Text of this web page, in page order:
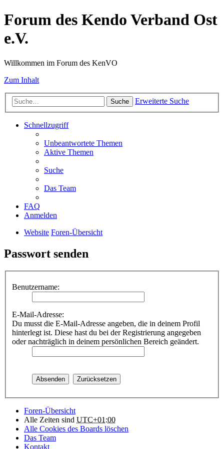
Forum des Kendo Verband Ost
e.V.
Willkommen im Forum des KenVO
Zum Inhalt
Suche Erweiterte Suche
Schnellzugriff
Unbeantwortete Themen
Aktive Themen
Suche
Das Team
FAQ
Anmelden
Website Foren-Übersicht
Passwort senden
Benutzername:
E-Mail-Adresse:
Du musst die E-Mail-Adresse angeben, die in deinem Profil
hinterlegt ist. Diese hast du bei der Registrierung angegeben
oder nachträglich in deinem persönlichen Bereich geändert.
Foren-Übersicht
Alle Zeiten sind UTC+01:00
Alle Cookies des Boards löschen
Das Team
Kontakt